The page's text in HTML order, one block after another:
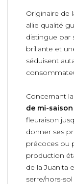
Originaire de
allie qualité
distingue par
brillante et
séduisent
Concernant
de mi-saison
fleuraison
donner ses
précoces ou
production
de la Juanita
serre/hors-